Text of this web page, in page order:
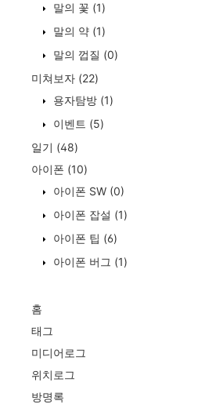
말의 꽃 (1)
말의 약 (1)
말의 껍질 (0)
미쳐보자 (22)
용자탐방 (1)
이벤트 (5)
일기 (48)
아이폰 (10)
아이폰 SW (0)
아이폰 잡설 (1)
아이폰 팁 (6)
아이폰 버그 (1)
홈
태그
미디어로그
위치로그
방명록